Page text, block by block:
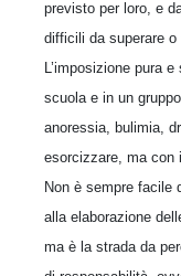
previsto per loro, e
difficili da superare o
L’imposizione pura
scuola e in un
anoressia, bulimia,
esorcizzare, ma con
Non è sempre facile
alla elaborazione
ma è la strada da